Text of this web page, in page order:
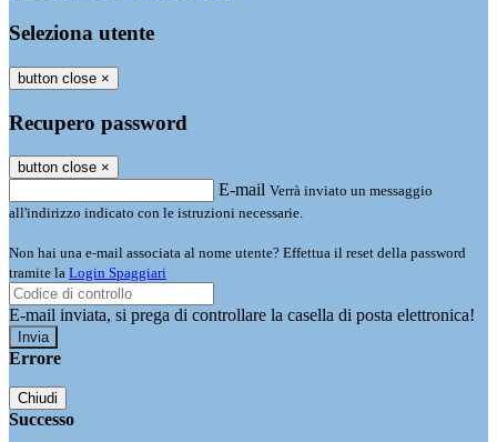
Seleziona utente
button close ×
Recupero password
button close ×
E-mail Verrà inviato un messaggio
all'indirizzo indicato con le istruzioni necessarie.
Non hai una e-mail associata al nome utente? Effettua il reset della password
tramite la Login Spaggiari
E-mail inviata, si prega di controllare la casella di posta elettronica!
Errore
Chiudi
Successo